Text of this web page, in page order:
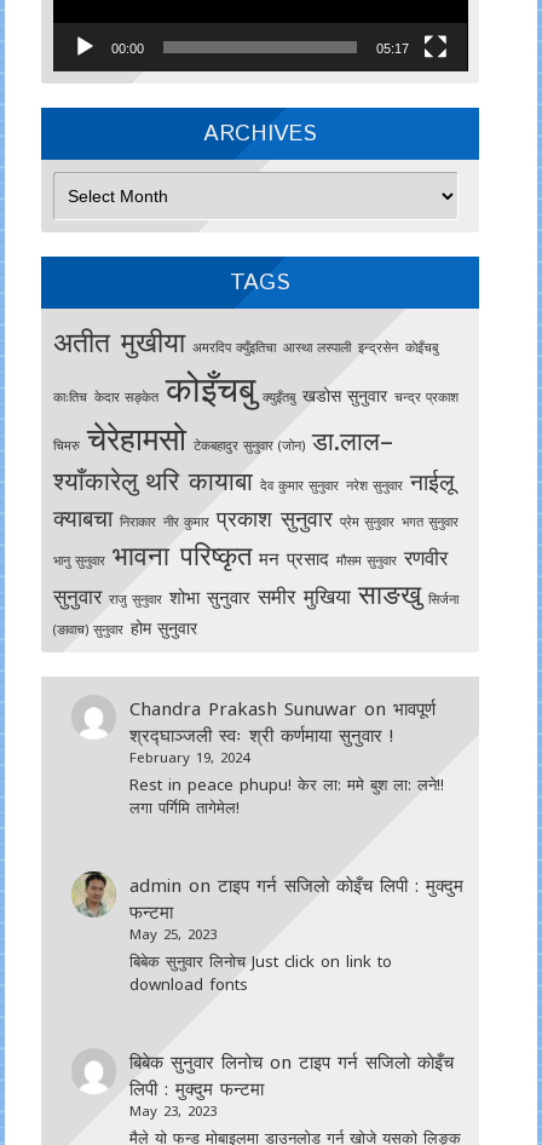
00:00 05:17
ARCHIVES
TAGS
अतीत मुखीया अमरदिप क्युँइतिचा आस्था लस्पाली इन्द्रसेन काेइँचबु
काःतिच केदार सङ्केत कोइँचबु क्युइँतबु खडोस सुनुवार चन्द्र प्रकाश
चिमरु चेरेहामसो टेकबहादुर सुनुवार (जोन) डा.लाल–
श्याँकारेलु थरि कायाबा देव कुमार सुनुवार नरेश सुनुवार नाईलू
क्याबचा निराकार नीर कुमार प्रकाश सुनुवार प्रेम सुनुवार भगत सुनुवार
भानु सुनुवार भावना परिष्कृत मन प्रसाद मौसम सुनुवार रणवीर
सुनुवार राजु सुनुवार शोभा सुनुवार समीर मुखिया साङखु सिर्जना
(ङावाच) सुनुवार होम सुनुवार
Chandra Prakash Sunuwar onभावपूर्ण
श्रद्घाञ्जली स्वः श्री कर्णमाया सुनुवार !
February 19, 2024
Rest in peace phupu! केर ला: ममे बुश ला: लने!!
लगा पर्गिमि तागेमेल!
admin onटाइप गर्न सजिलाे काेइँच लिपी : मुक्दुम
फन्टमा
May 25, 2023
बिबेक सुनुवार लिनोच Just click on link to
download fonts
बिबेक सुनुवार लिनोचonटाइप गर्न सजिलाे काेइँच
लिपी : मुक्दुम फन्टमा
May 23, 2023
मैले यो फन्ड मोबाइलमा डाउनल‍ोड गर्न खोजे यसको लिङ्क